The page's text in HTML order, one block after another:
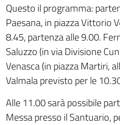
Questo il programma:
Paesana, in piazza Vittorio
8.45, partenza alle 9.00.
Saluzzo (in via Divisione
Venasca (in piazza Martiri,
Valmala previsto per le
Alle 11.00 sarà possibile
Messa presso il Santuario,